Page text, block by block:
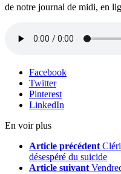
de notre journal de midi, en
Facebook
Twitter
Pinterest
LinkedIn
En voir plus
Article précédent
désespéré du suicide
Article suivant